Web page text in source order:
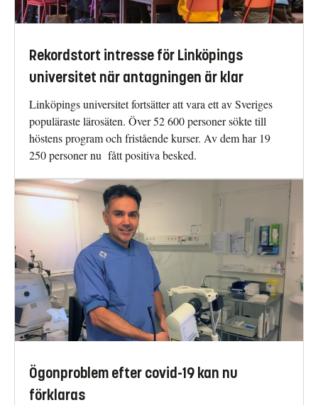
Rekordstort intresse för Linköpings
universitet när antagningen är klar
Linköpings universitet fortsätter att vara ett av Sveriges
populäraste lärosäten. Över 52 600 personer sökte till
höstens program och fristående kurser. Av dem har 19
250 personer nu fått positiva besked.
Ögonproblem efter covid-19 kan nu
förklaras